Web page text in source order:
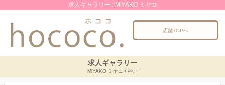
求人ギャラリー : MiYAKO ミヤコ
店舗TOPへ
求人ギャラリー
MiYAKO ミヤコ / 神戸